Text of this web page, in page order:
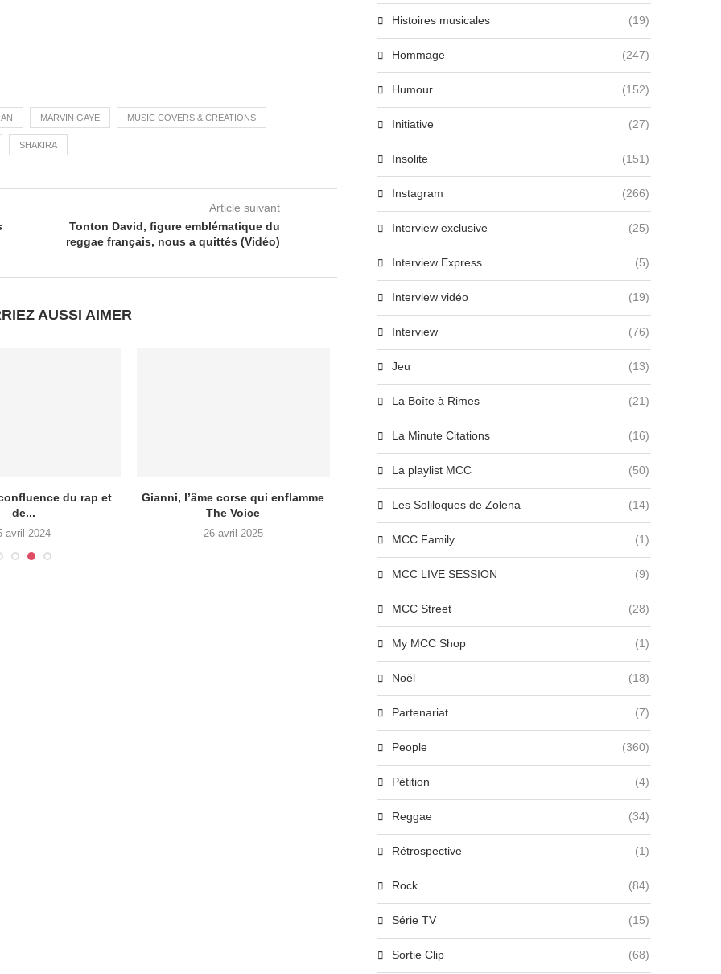
MARVIN GAYE MUSIC COVERS & CREATIONS
SHAKIRA
Article suivant
Tonton David, figure emblématique du
reggae français, nous a quittés (Vidéo)
AUSSI AIMER
du rap et
de...
avril 2024
Gianni, l’âme corse qui enflamme
The Voice
26 avril 2025
l’accompagnement artistique en
27 juin 2024
la pop, dévoile...
27 juin 2024
Histoires musicales (19)
Hommage (247)
Humour (152)
Initiative (27)
Insolite (151)
Instagram (266)
Interview exclusive (25)
Interview Express (5)
Interview vidéo (19)
Interview (76)
Jeu (13)
La Boîte à Rimes (21)
La Minute Citations (16)
La playlist MCC (50)
Les Soliloques de Zolena (14)
MCC Family (1)
MCC LIVE SESSION (9)
MCC Street (28)
My MCC Shop (1)
Noël (18)
Partenariat (7)
People (360)
Pétition (4)
Reggae (34)
Rétrospective (1)
Rock (84)
Série TV (15)
Sortie Clip (68)